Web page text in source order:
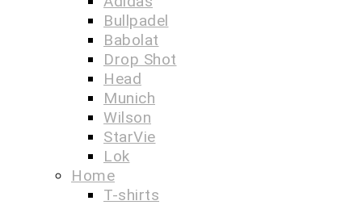
Bullpadel
Babolat
Drop Shot
Head
Munich
Wilson
StarVie
Lok
Home
T-shirts